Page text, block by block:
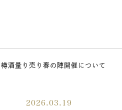
樽酒量り売り春の陣開催について
2026.03.19